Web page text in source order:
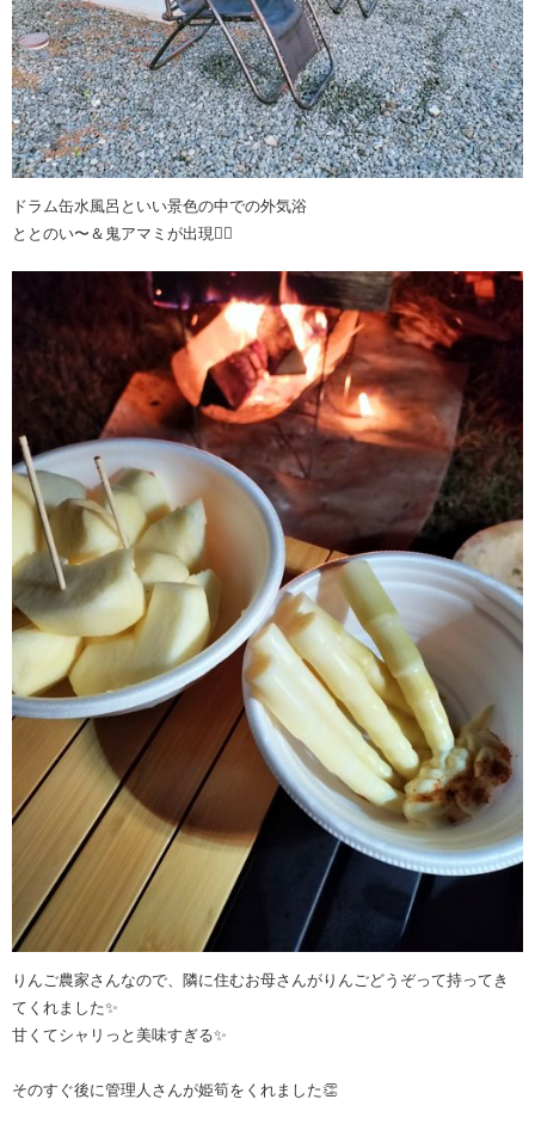
ドラム缶水風呂といい景色の中での外気浴
ととのい〜＆鬼アマミが出現❤️‍🔥
りんご農家さんなので、隣に住むお母さんがりんごどうぞって持ってき
てくれました✨
甘くてシャリっと美味すぎる✨
そのすぐ後に管理人さんが姫筍をくれました👏